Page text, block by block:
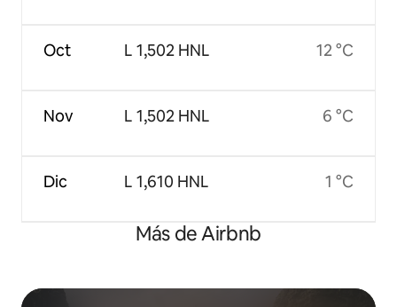
Oct
Nov
Dic
L 1,502 HNL
L 1,502 HNL
L 1,610 HNL
12 °C
6 °C
1 °C
Más de Airbnb